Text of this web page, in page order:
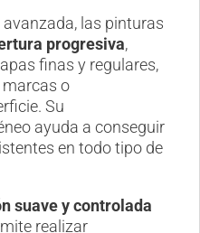
las pinturas
progresiva,
finas y regulares,
o
Su
ayuda a conseguir
en todo tipo de
suave y controlada
realizar